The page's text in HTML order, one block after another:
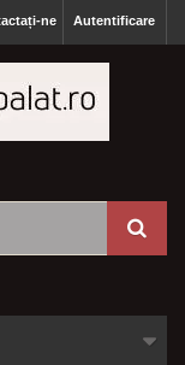
Autentificare
ne